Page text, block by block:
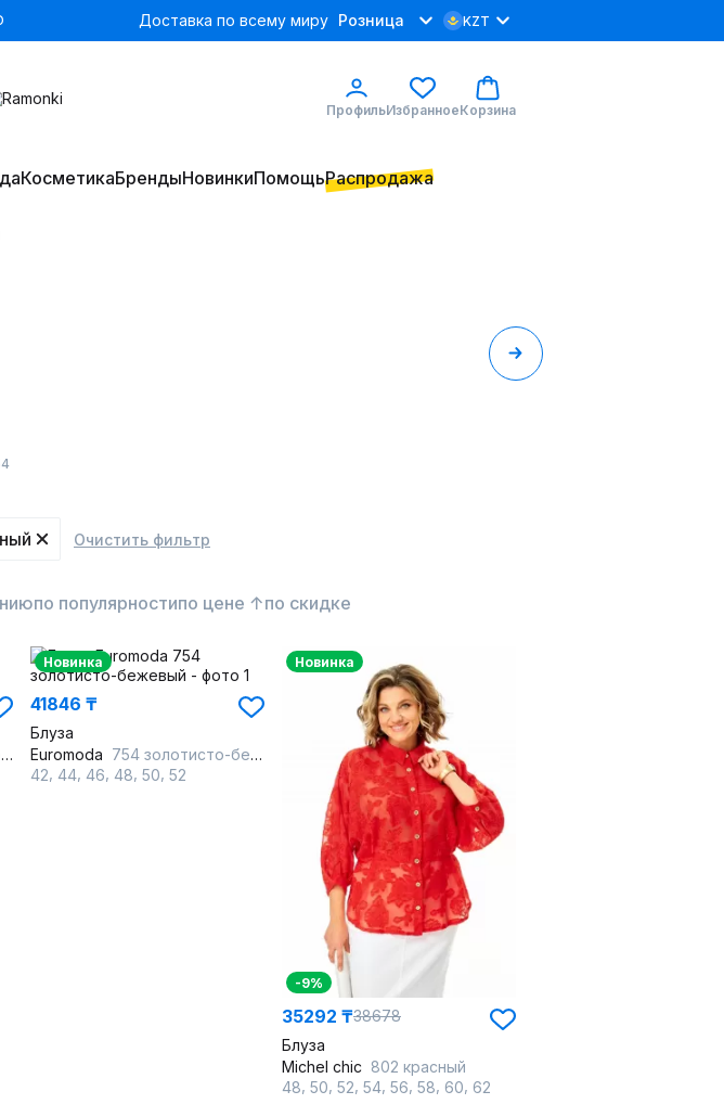
Доставка по всему миру Розница KZT
ПрофильИзбранноеКорзина
КосметикаБрендыНовинкиПомощьРаспродажа
Очистить фильтр
по популярностипо цене ↑по скидке
Новинка
41846 ₸
Блуза
Euromoda 754 золотисто-бежевый
42 44 46 48 50 52
Новинка
-9%
35292 ₸38678
Блуза
Michel chic 802 красный
48 50 52 54 56 58 60 62